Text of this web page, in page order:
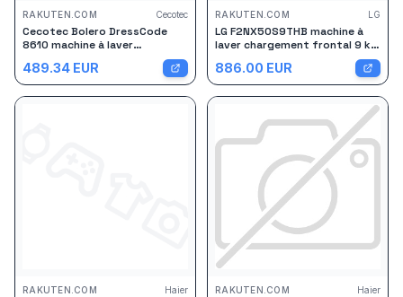
RAKUTEN.COM Cecotec
Cecotec Bolero DressCode
8610 machine à laver
chargement frontal 8 kg 1400
tr/min Blanc
489.34 EUR
RAKUTEN.COM LG
LG F2NX50S9THB machine à
laver chargement frontal 9 kg
886.00 EUR
RAKUTEN.COM Haier RAKUTEN.COM Haier